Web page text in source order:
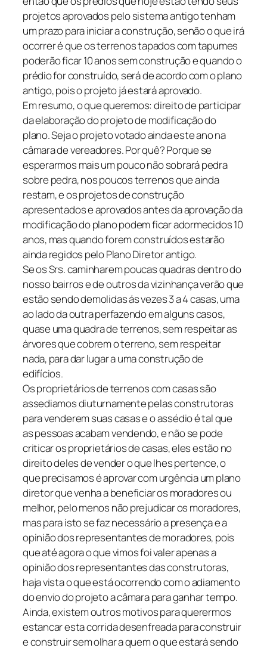
projetos aprovados pelo sistema antigo tenham
um prazo para iniciar a construção, senão o que irá
ocorrer é que os terrenos tapados com tapumes
poderão ficar 10 anos sem construção e quando o
prédio for construído, será de acordo com o plano
antigo, pois o projeto já estará aprovado.
Em resumo, o que queremos: direito de participar
da elaboração do projeto de modificação do
plano. Seja o projeto votado ainda este ano na
câmara de vereadores. Por quê? Porque se
esperarmos mais um pouco não sobrará pedra
sobre pedra, nos poucos terrenos que ainda
restam, e os projetos de construção
apresentados e aprovados antes da aprovação da
modificação do plano podem ficar adormecidos 10
anos, mas quando forem construídos estarão
ainda regidos pelo Plano Diretor antigo.
Se os Srs. caminharem poucas quadras dentro do
nosso bairros e de outros da vizinhança verão que
estão sendo demolidas ás vezes 3 a 4 casas, uma
ao lado da outra perfazendo em alguns casos,
quase uma quadra de terrenos, sem respeitar as
árvores que cobrem o terreno, sem respeitar
nada, para dar lugar a uma construção de
edifícios.
Os proprietários de terrenos com casas são
assediamos diuturnamente pelas construtoras
para venderem suas casas e o assédio é tal que
as pessoas acabam vendendo, e não se pode
criticar os proprietários de casas, eles estão no
direito deles de vender o que lhes pertence, o
que precisamos é aprovar com urgência um plano
diretor que venha a beneficiar os moradores ou
melhor, pelo menos não prejudicar os moradores,
mas para isto se faz necessário a presença e a
opinião dos representantes de moradores, pois
que até agora o que vimos foi valer apenas a
opinião dos representantes das construtoras,
haja vista o que está ocorrendo com o adiamento
do envio do projeto a câmara para ganhar tempo.
Ainda, existem outros motivos para querermos
estancar esta corrida desenfreada para construir
e construir sem olhar a quem o que estará sendo